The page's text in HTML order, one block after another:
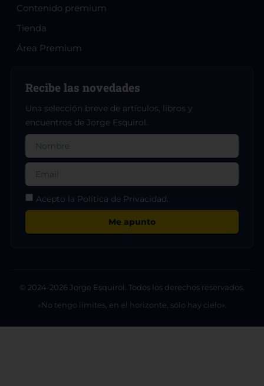
Contenido premium
Tienda
Área Premium
Recibe las novedades
Una selección breve de artículos, libros y
encuentros de Jorge Esquirol.
Acepto la Política de Privacidad.
Me apunto
© 2024-2026 Jorge Esquirol. Todos los derechos reservados.
«No tengo límites, en el horizonte, sólo hay cielo».